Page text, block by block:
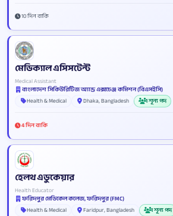
10 দিন বাকি
মেডিক্যাল এসিসটেন্ট
Medical Assistant
বাংলাদেশ সিকিউরিটিজ অ্যান্ড এক্সচেঞ্জ কমিশন (বিএসইসি)
Health & Medical
Dhaka, Bangladesh 1 শূন্য পদ
4 দিন বাকি
হেলথ এডুকেয়ার
Health Educator
ফরিদপুর মেডিকেল কলেজ, ফরিদপুর (FMC)
Health & Medical
Faridpur, Bangladesh 1 শূন্য পদ